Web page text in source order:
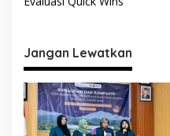
i
g
a
s
Jangan Lewatkan